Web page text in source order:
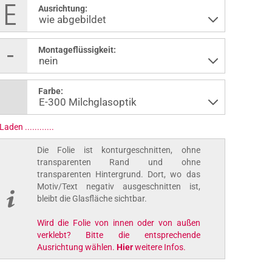
Ausrichtung:
Montageflüssigkeit:
Farbe:
..............
Die Folie ist konturgeschnitten, ohne
transparenten Rand und ohne
transparenten Hintergrund. Dort, wo das
Motiv/Text negativ ausgeschnitten ist,
bleibt die Glasfläche sichtbar.
Wird die Folie von innen oder von außen
verklebt? Bitte die entsprechende
Ausrichtung wählen. Hier weitere Infos.